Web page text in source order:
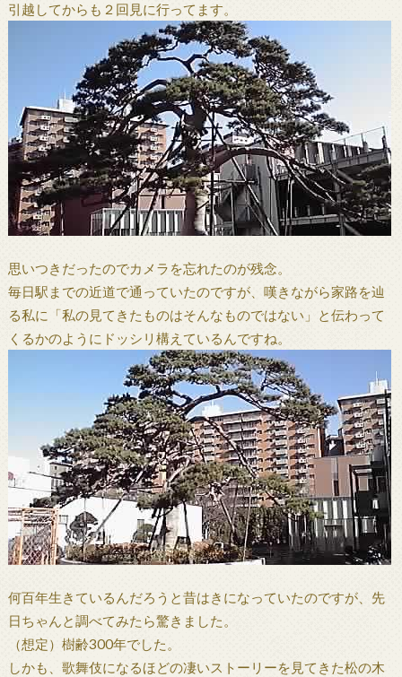
引越してからも２回見に行ってます。
思いつきだったのでカメラを忘れたのが残念。
毎日駅までの近道で通っていたのですが、嘆きながら家路を辿
る私に「私の見てきたものはそんなものではない」と伝わって
くるかのようにドッシリ構えているんですね。
何百年生きているんだろうと昔はきになっていたのですが、先
日ちゃんと調べてみたら驚きました。
（想定）樹齢300年でした。
しかも、歌舞伎になるほどの凄いストーリーを見てきた松の木